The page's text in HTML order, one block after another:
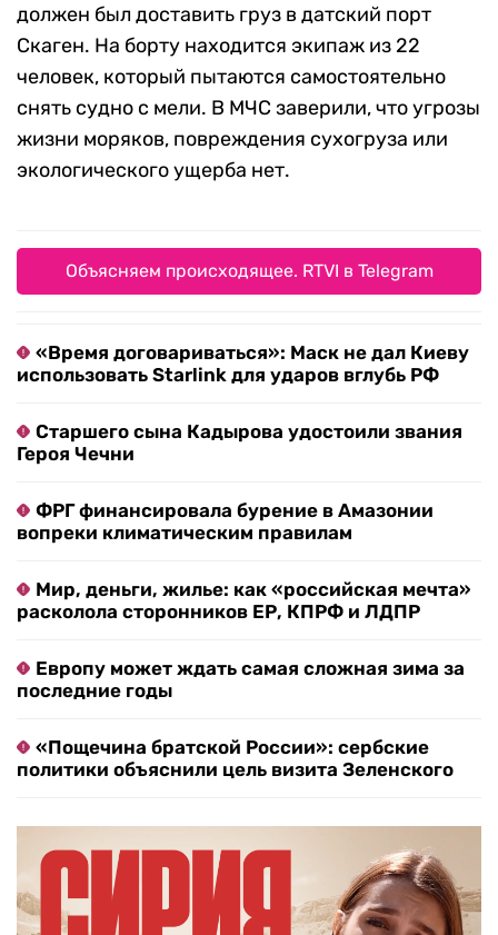
должен был доставить груз в датский порт
Скаген. На борту находится экипаж из 22
человек, который пытаются самостоятельно
снять судно с мели. В МЧС заверили, что угрозы
жизни моряков, повреждения сухогруза или
экологического ущерба нет.
Объясняем происходящее. RTVI в Telegram
«Время договариваться»: Маск не дал Киеву
использовать Starlink для ударов вглубь РФ
Старшего сына Кадырова удостоили звания
Героя Чечни
ФРГ финансировала бурение в Амазонии
вопреки климатическим правилам
Мир, деньги, жилье: как «российская мечта»
расколола сторонников ЕР, КПРФ и ЛДПР
Европу может ждать самая сложная зима за
последние годы
«Пощечина братской России»: сербские
политики объяснили цель визита Зеленского